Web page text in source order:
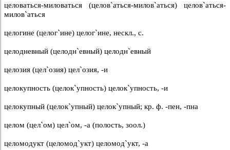
целоваться-миловаться (целов`аться-милов`аться) целов`аться-
милов`аться
целогине (целог`ине) целог`ине, нескл., с.
целодневный (целодн`евный) целодн`евный
целозия (цел`озия) цел`озия, -и
целокупность (целок`упность) целок`упность, -и
целокупный (целок`упный) целок`упный; кр. ф. -пен, -пна
целом (цел`ом) цел`ом, -а (полость, зоол.)
целомодукт (целомод`укт) целомод`укт, -а